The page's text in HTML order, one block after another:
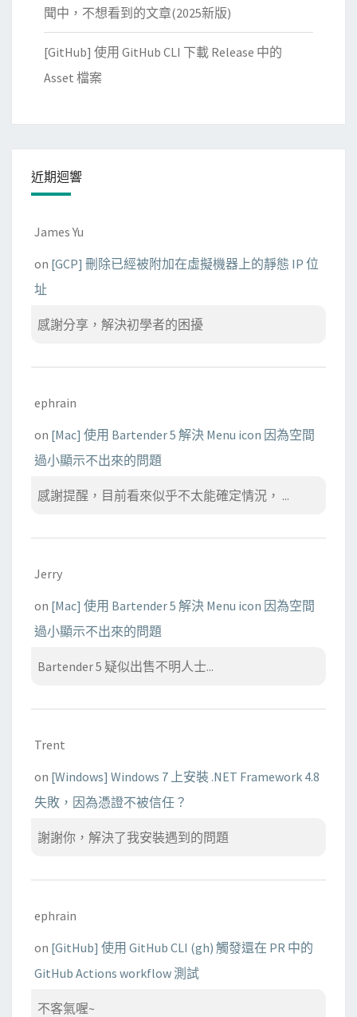
聞中，不想看到的文章(2025新版)
[GitHub] 使用 GitHub CLI 下載 Release 中的
Asset 檔案
近期迴響
James Yu
on [GCP] 刪除已經被附加在虛擬機器上的靜態 IP 位
址
感謝分享，解決初學者的困擾
ephrain
on [Mac] 使用 Bartender 5 解決 Menu icon 因為空間
過小顯示不出來的問題
感謝提醒，目前看來似乎不太能確定情況， ...
Jerry
on [Mac] 使用 Bartender 5 解決 Menu icon 因為空間
過小顯示不出來的問題
Bartender 5 疑似出售不明人士...
Trent
on [Windows] Windows 7 上安裝 .NET Framework 4.8
失敗，因為憑證不被信任？
謝謝你，解決了我安裝遇到的問題
ephrain
on [GitHub] 使用 GitHub CLI (gh) 觸發還在 PR 中的
GitHub Actions workflow 測試
不客氣喔~